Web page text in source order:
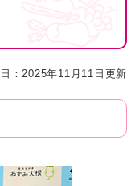
：2025年11月11日更新